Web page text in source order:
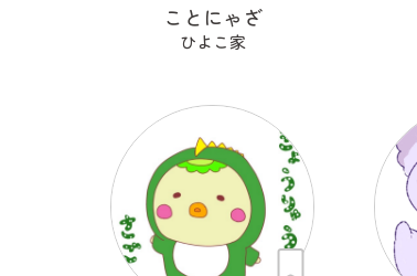
ことにゃざ
ひよこ家